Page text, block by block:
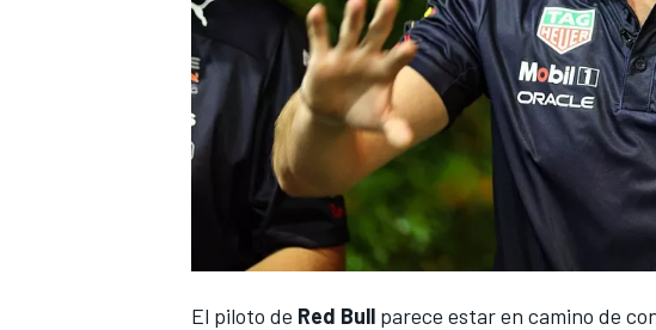
El piloto de Red Bull parece estar en camino de